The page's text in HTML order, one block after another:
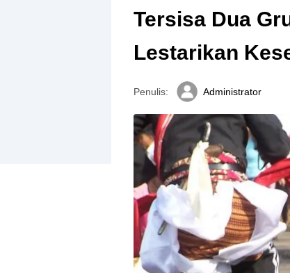
Tersisa Dua
Lestarikan
Penulis: Administrator